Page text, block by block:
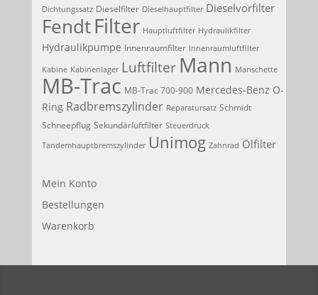
Dichtungssatz Dieselfilter Dieselhauptfilter Dieselvorfilter
FendtFilter Hauptluftfilter Hydraulikfilter
Hydraulikpumpe Innenraumfilter Innenraumluftfilter
Kabine Kabinenlager Luftfilter Mann Manschette
MB-Trac MB-Trac 700-900 Mercedes-Benz O-
Ring Radbremszylinder Reparatursatz Schmidt
Schneepflug Sekundärluftfilter Steuerdruck
Tandemhauptbremszylinder Unimog Zahnrad Ölfilter
Mein Konto
Bestellungen
Warenkorb